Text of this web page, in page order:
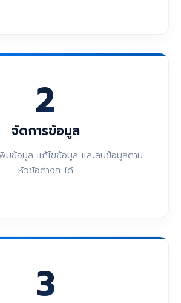
2
จัดการข้อมูล
พิ่มข้อมูล แก้ไขข้อมูล และลบข้อมูลตาม
หัวข้อต่างๆ ได้
3